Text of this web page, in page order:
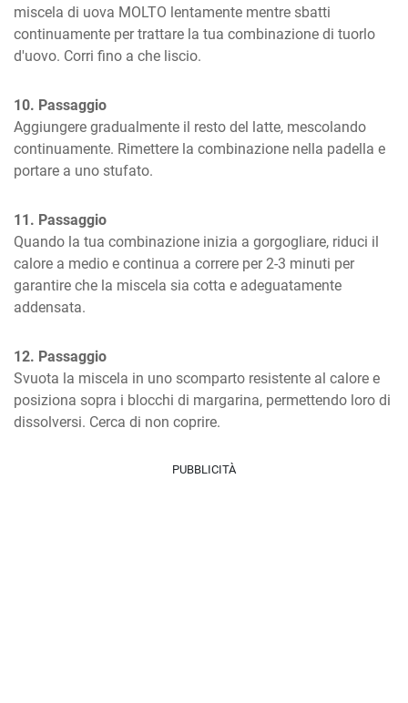
miscela di uova MOLTO lentamente mentre sbatti
continuamente per trattare la tua combinazione di tuorlo
d'uovo. Corri fino a che liscio.
10. Passaggio
Aggiungere gradualmente il resto del latte, mescolando
continuamente. Rimettere la combinazione nella padella e
portare a uno stufato.
11. Passaggio
Quando la tua combinazione inizia a gorgogliare, riduci il
calore a medio e continua a correre per 2-3 minuti per
garantire che la miscela sia cotta e adeguatamente
addensata.
12. Passaggio
Svuota la miscela in uno scomparto resistente al calore e
posiziona sopra i blocchi di margarina, permettendo loro di
dissolversi. Cerca di non coprire.
PUBBLICITÀ